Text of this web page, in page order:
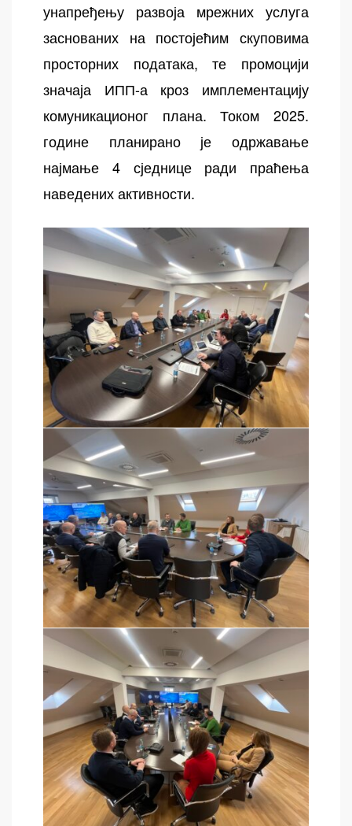
унапређењу развоја мрежних услуга
заснованих на постојећим скуповима
просторних података, те промоцији
значаја ИПП-а кроз имплементацију
комуникационог плана. Током 2025.
године планирано је одржавање
најмање 4 сједнице ради праћења
наведених активности.